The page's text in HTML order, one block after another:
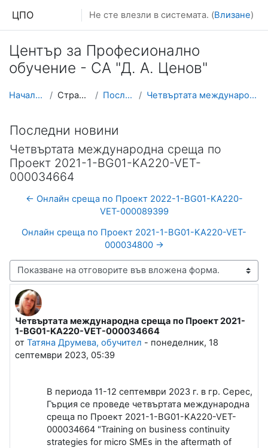
ЦПО Не сте влезли в системата. (Влизане)
Център за Професионално
обучение - СА "Д. А. Ценов"
Начална страница Страници от сайта Последни новини Четвъртата международна среща по Проект 2021-1-BG0...
Последни новини
Четвъртата международна среща по
Проект 2021-1-BG01-KA220-VET-
000034664
← Онлайн среща по Проект 2022-1-BG01-KA220-
VET-000089399
Онлайн среща по Проект 2021-1-BG01-KA220-VET-
000034800 →
Начин на показване
Четвъртата международна среща по Проект 2021-
1-BG01-KA220-VET-000034664
от Татяна Друмева, обучител - понеделник, 18
септември 2023, 05:39
Number of replies: 0
В периода 11-12 септември 2023 г. в гр. Серес,
Гърция се проведе четвъртата международна
среща по Проект 2021-1-BG01-KA220-VET-
000034664 "Training on business continuity
strategies for micro SMEs in the aftermath of